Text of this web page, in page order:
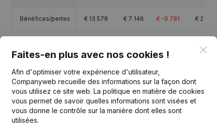
Bénéfices/pertes € 13 578 € 7 146 € -9 781 € 2 356
Publications
Faites-en plus avec nos cookies !
Afin d'optimiser votre expérience d'utilisateur,
Companyweb recueille des informations sur la façon dont
vous utilisez ce site web. La politique en matière de cookies
vous permet de savoir quelles informations sont visées et
vous donne le contrôle sur la manière dont elles sont
utilisées.